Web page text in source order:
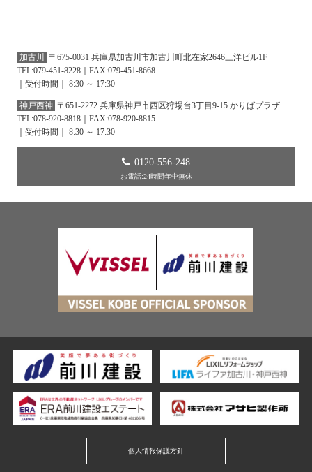
加古川
〒675-0031 兵庫県加古川市加古川町北在家2646三洋ビル1F
TEL:079-451-8228｜FAX:079-451-8668
｜受付時間｜ 8:30 ～ 17:30
神戸西神 〒651-2272 兵庫県神戸市西区狩場台3丁目9-15 かりばプラザ
TEL:078-920-8818｜FAX:078-920-8815
｜受付時間｜ 8:30 ～ 17:30
0120-556-248
お電話:24時間年中無休
個人情報保護方針